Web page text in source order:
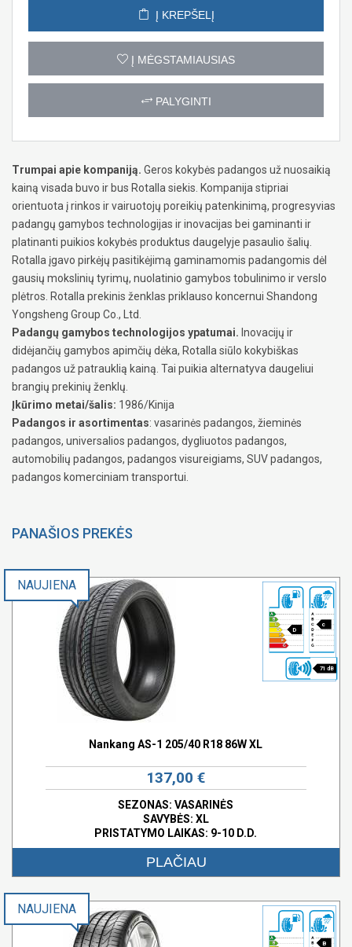
Į KREPŠELĮ
Į MĖGSTAMIAUSIAS
PALYGINTI
Trumpai apie kompaniją. Geros kokybės padangos už nuosaikią
kainą visada buvo ir bus Rotalla siekis. Kompanija stipriai
orientuota į rinkos ir vairuotojų poreikių patenkinimą, progresyvias
padangų gamybos technologijas ir inovacijas bei gaminanti ir
platinanti puikios kokybės produktus daugelyje pasaulio šalių.
Rotalla įgavo pirkėjų pasitikėjimą gaminamomis padangomis dėl
gausių mokslinių tyrimų, nuolatinio gamybos tobulinimo ir verslo
plėtros. Rotalla prekinis ženklas priklauso koncernui Shandong
Yongsheng Group Co., Ltd.
Padangų gamybos technologijos ypatumai. Inovacijų ir
didėjančių gamybos apimčių dėka, Rotalla siūlo kokybiškas
padangos už patrauklią kainą. Tai puikia alternatyva daugeliui
brangių prekinių ženklų.
Įkūrimo metai/šalis: 1986/Kinija
Padangos ir asortimentas: vasarinės padangos, žieminės
padangos, universalios padangos, dygliuotos padangos,
automobilių padangos, padangos visureigiams, SUV padangos,
padangos komerciniam transportui.
PANAŠIOS PREKĖS
D
c
71 dB
NAUJIENA
Nankang AS-1 205/40 R18 86W XL
137,00 €
SEZONAS: VASARINĖS
SAVYBĖS: XL
PRISTATYMO LAIKAS: 9-10 D.D.
PLAČIAU
B
NAUJIENA